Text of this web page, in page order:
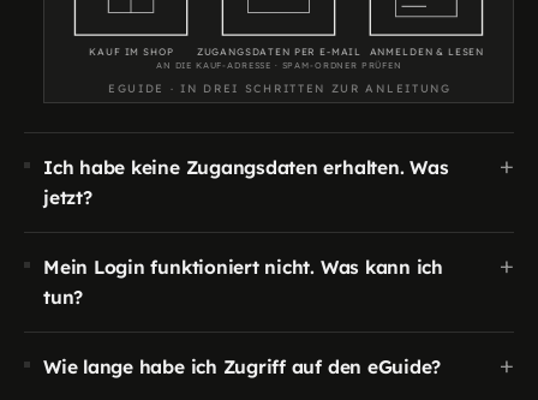
KAUF IM SHOP ZUGANGSDATEN PER E-MAIL
AN DIE KAUF-ADRESSE · SPAM-ORDNER PRÜFEN
ANMELDEN & LESEN
EGUIDE · IN DREI SCHRITTEN ZUR ANLEITUNG
Ich habe keine Zugangsdaten erhalten. Was
jetzt?
+
Mein Login funktioniert nicht. Was kann ich
tun?
+
Wie lange habe ich Zugriff auf den eGuide? +